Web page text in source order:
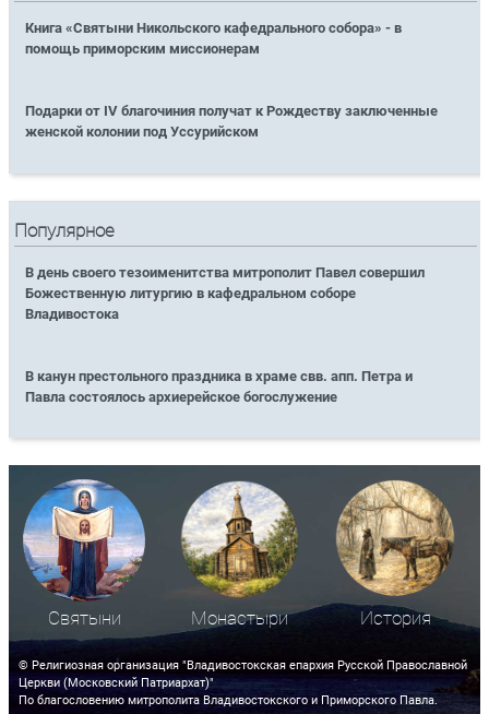
Книга «Святыни Никольского кафедрального собора» - в
помощь приморским миссионерам
Подарки от IV благочиния получат к Рождеству заключенные
женской колонии под Уссурийском
Популярное
В день своего тезоименитства митрополит Павел совершил
Божественную литургию в кафедральном соборе
Владивостока
В канун престольного праздника в храме свв. апп. Петра и
Павла состоялось архиерейское богослужение
Святыни Монастыри История
© Религиозная организация "Владивостокская епархия Русской Православной
Церкви (Московский Патриархат)"
По благословению митрополита Владивостокского и Приморского Павла.